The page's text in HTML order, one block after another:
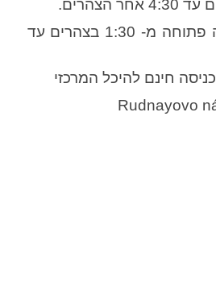
בימי ראשון הכנסיה פתוחה מ- 1:30 בצהרים עד
כניסה חינם להיכל המרכזי